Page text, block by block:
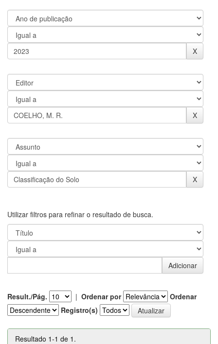
Utilizar filtros para refinar o resultado de busca.
Result./Pág. | Ordenar por
Ordenar
Registro(s)
Resultado 1-1 de 1.